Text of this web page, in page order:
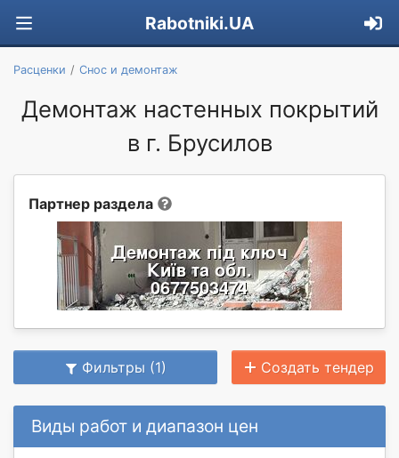
Rabotniki.UA
Расценки Снос и демонтаж
Демонтаж настенных покрытий
в г. Брусилов
Партнер раздела
Фильтры (1) Создать тендер
Виды работ и диапазон цен